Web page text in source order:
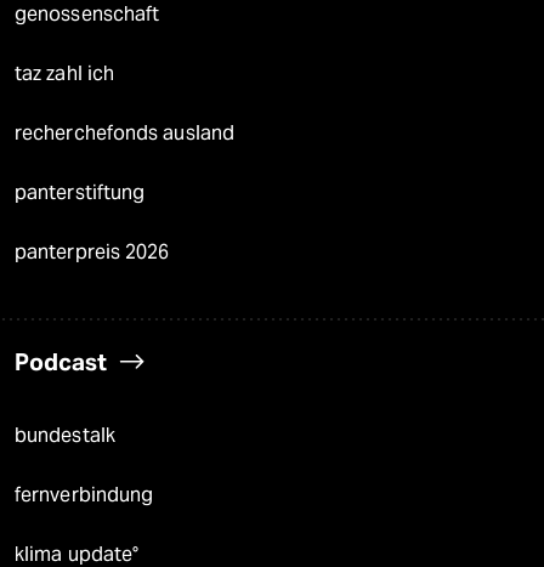
genossenschaft
taz zahl ich
recherchefonds ausland
panterstiftung
panterpreis 2026
Podcast
bundestalk
fernverbindung
klima update°